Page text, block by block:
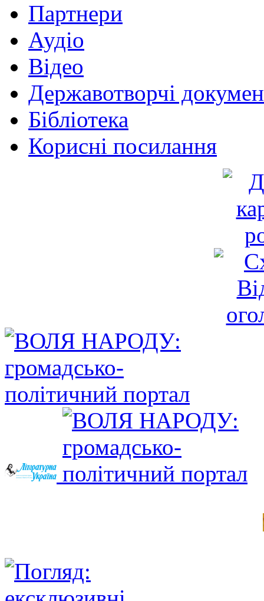
Партнери
Аудіо
Відео
Державотворчі
Бібліотека
Корисні посилання